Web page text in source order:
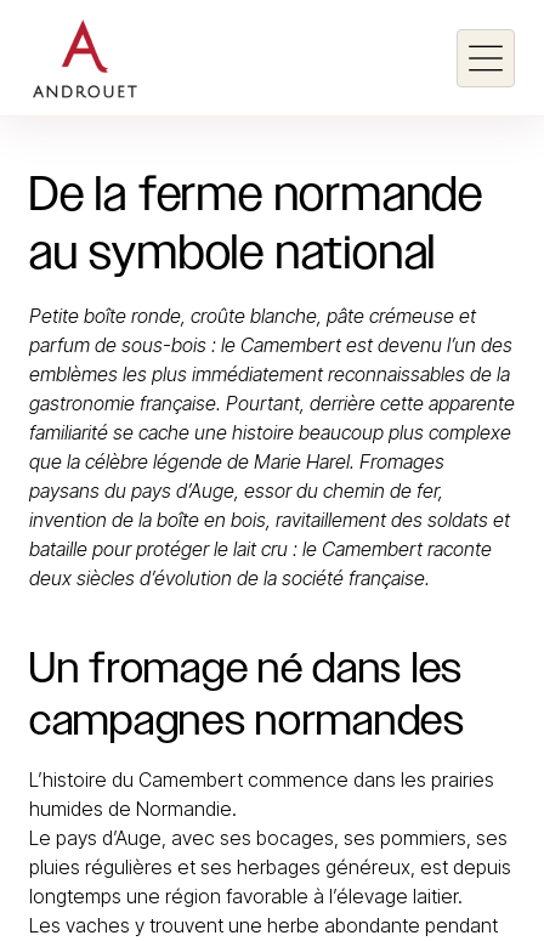
Rechercher un mot clé
Rechercher
De la ferme normande
au symbole national
Petite boîte ronde, croûte blanche, pâte crémeuse et
parfum de sous-bois : le Camembert est devenu l’un des
emblèmes les plus immédiatement reconnaissables de la
gastronomie française. Pourtant, derrière cette apparente
familiarité se cache une histoire beaucoup plus complexe
que la célèbre légende de Marie Harel. Fromages
paysans du pays d’Auge, essor du chemin de fer,
invention de la boîte en bois, ravitaillement des soldats et
bataille pour protéger le lait cru : le Camembert raconte
deux siècles d’évolution de la société française.
Un fromage nédans les
campagnes normandes
L’histoire du Camembert commence dans les prairies
humides de Normandie.
Le pays d’Auge, avec ses bocages, ses pommiers, ses
pluies régulières et ses herbages généreux, est depuis
longtemps une région favorable à l’élevage laitier.
Les vaches y trouvent une herbe abondante pendant